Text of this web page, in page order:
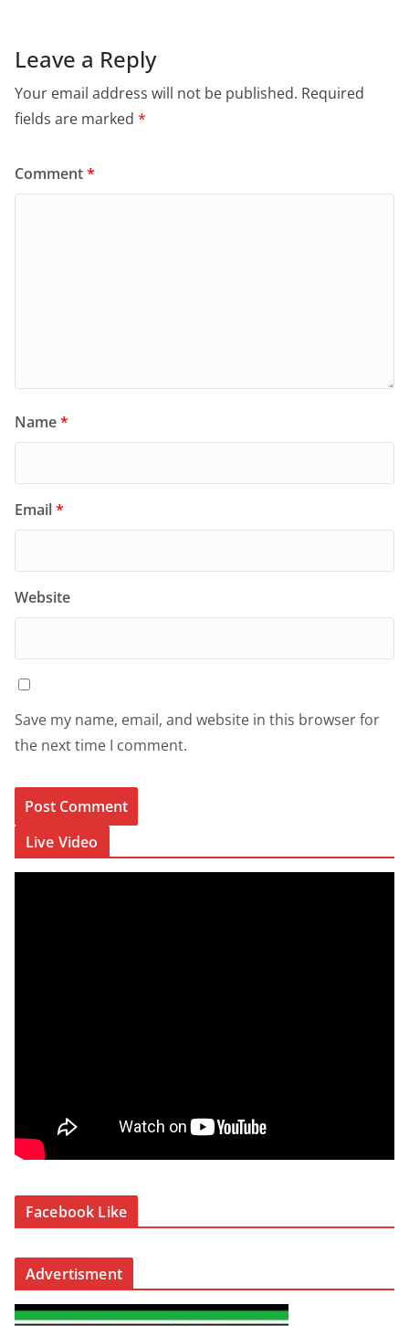
Leave a Reply
Your email address will not be published. Required
fields are marked *
Comment*
Name*
Email*
Website
Save my name, email, and website in this browser for
the next time I comment.
Live Video
Facebook Like
Advertisment